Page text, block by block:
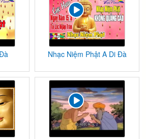
Nhạc Niệm Phật A Di Đà